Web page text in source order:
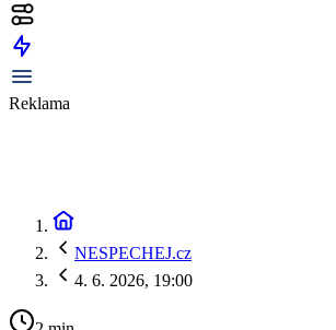
Reklama
NESPECHEJ.cz
4. 6. 2026, 19:00